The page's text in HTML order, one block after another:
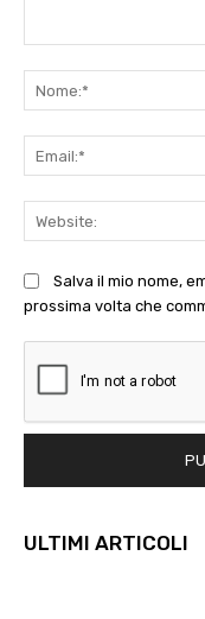
Salva il mio nome,
prossima volta che
ULTIMI ARTICOLI